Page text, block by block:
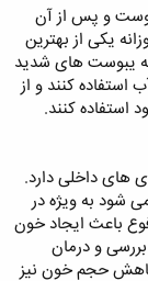
و پس از آن
یکی از بهترین
یبوست های شدید
استفاده کنند و از
استفاده کنند.
های داخلی دارد.
شود به ویژه در
باعث ایجاد خون
و درمان
کاهش حجم خون نیز